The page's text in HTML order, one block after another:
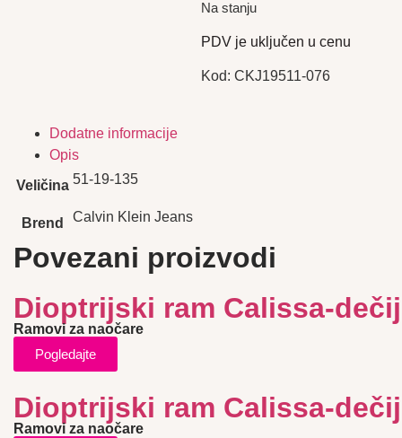
Na stanju
PDV je uključen u cenu
Kod: CKJ19511-076
Dodatne informacije
Opis
Veličina 51-19-135
Brend Calvin Klein Jeans
Povezani proizvodi
Dioptrijski ram Calissa-
Ramovi za naočare
Pogledajte
Dioptrijski ram Calissa-
Ramovi za naočare